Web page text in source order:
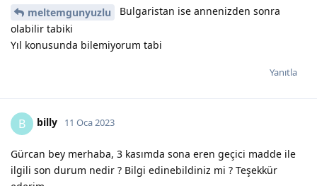
meltemgunyuzlu
Bulgaristan ise annenizden sonra
olabilir tabiki
Yıl konusunda bilemiyorum tabi
Yanıtla
B billy 11 Oca 2023
Gürcan bey merhaba, 3 kasımda sona eren geçici madde ile
ilgili son durum nedir ? Bilgi edinebildiniz mi ? Teşekkür